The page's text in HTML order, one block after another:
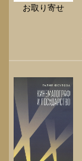
お取り寄せ